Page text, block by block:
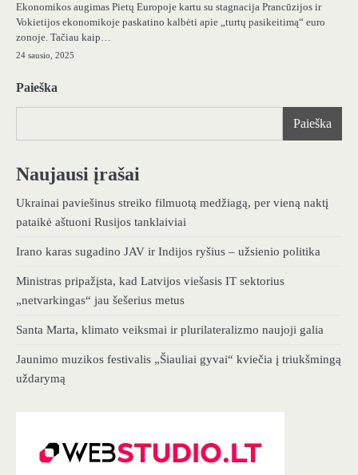
Ekonomikos augimas Pietų Europoje kartu su stagnacija Prancūzijos ir
Vokietijos ekonomikoje paskatino kalbėti apie „turtų pasikeitimą“ euro
zonoje. Tačiau kaip…
24 sausio, 2025
Paieška
Paieška
Naujausi įrašai
Ukrainai paviešinus streiko filmuotą medžiagą, per vieną naktį
pataikė aštuoni Rusijos tanklaiviai
Irano karas sugadino JAV ir Indijos ryšius – užsienio politika
Ministras pripažįsta, kad Latvijos viešasis IT sektorius
„netvarkingas“ jau šešerius metus
Santa Marta, klimato veiksmai ir plurilateralizmo naujoji galia
Jaunimo muzikos festivalis „Šiauliai gyvai“ kviečia į triukšmingą
uždarymą